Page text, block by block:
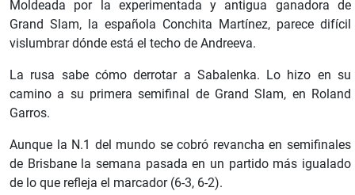
Moldeada por la experimentada y antigua ganadora de
Grand Slam, la española Conchita Martínez, parece difícil
vislumbrar dónde está el techo de Andreeva.
La rusa sabe cómo derrotar a Sabalenka. Lo hizo en su
camino a su primera semifinal de Grand Slam, en Roland
Garros.
Aunque la N.1 del mundo se cobró revancha en semifinales
de Brisbane la semana pasada en un partido más igualado
de lo que refleja el marcador (6-3, 6-2).